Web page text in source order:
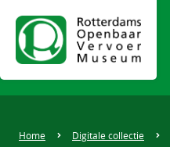
Home Digitale collectie